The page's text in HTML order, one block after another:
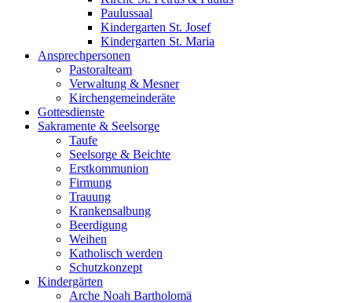
Paulussaal
Kindergarten St. Josef
Kindergarten St. Maria
Ansprechpersonen
Pastoralteam
Verwaltung & Mesner
Kirchengemeinderäte
Gottesdienste
Sakramente & Seelsorge
Taufe
Seelsorge & Beichte
Erstkommunion
Firmung
Trauung
Krankensalbung
Beerdigung
Weihen
Katholisch werden
Schutzkonzept
Kindergärten
Arche Noah Bartholomä